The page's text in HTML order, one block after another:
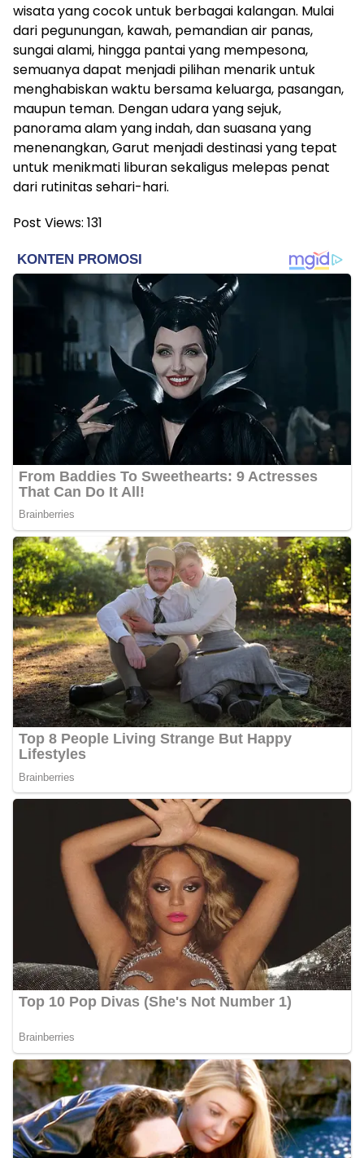
wisata yang cocok untuk berbagai kalangan. Mulai
dari pegunungan, kawah, pemandian air panas,
sungai alami, hingga pantai yang mempesona,
semuanya dapat menjadi pilihan menarik untuk
menghabiskan waktu bersama keluarga, pasangan,
maupun teman. Dengan udara yang sejuk,
panorama alam yang indah, dan suasana yang
menenangkan, Garut menjadi destinasi yang tepat
untuk menikmati liburan sekaligus melepas penat
dari rutinitas sehari-hari.
Post Views: 131